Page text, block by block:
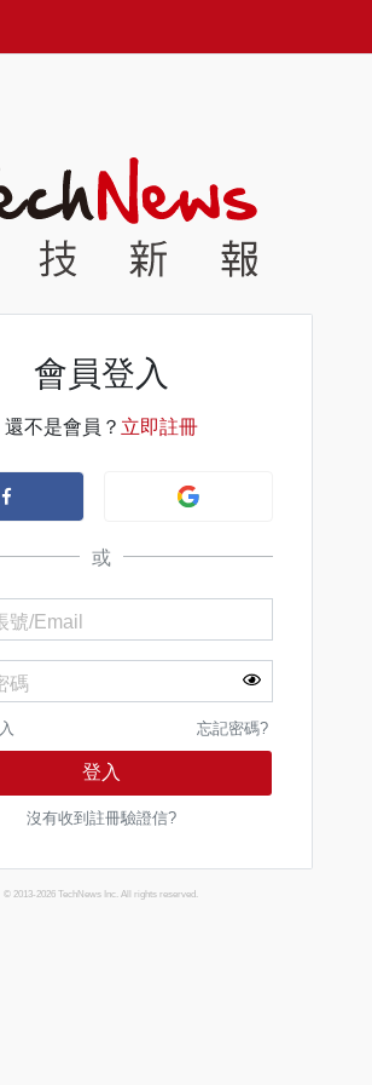
會員登入
還不是會員？ 立即註冊
或
號/Email
碼
忘記密碼?
登入
沒有收到註冊驗證信?
© 2013-2026 TechNews Inc. All rights reserved.